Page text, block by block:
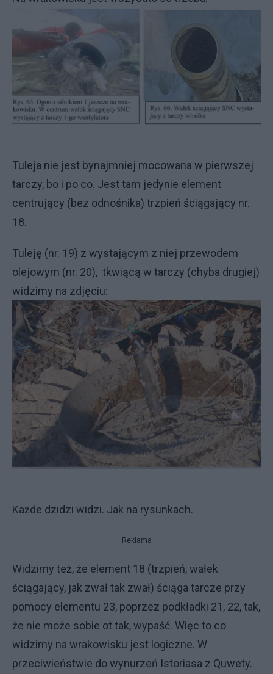
Tuleja nie jest bynajmniej mocowana w pierwszej
tarczy, bo i po co. Jest tam jedynie element
centrujący (bez odnośnika) trzpień ściągający nr.
18.
Tuleję (nr. 19) z wystającym z niej przewodem
olejowym (nr. 20), tkwiącą w tarczy (chyba drugiej)
widzimy na zdjęciu:
Każde dzidzi widzi. Jak na rysunkach.
Reklama
Widzimy też, że element 18 (trzpień, wałek
ściągający, jak zwał tak zwał) ściąga tarcze przy
pomocy elementu 23, poprzez podkładki 21, 22, tak,
że nie może sobie ot tak, wypaść. Więc to co
widzimy na wrakowisku jest logiczne. W
przeciwieństwie do wynurzeń Istoriasa z Quwety.